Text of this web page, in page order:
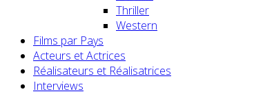
Thriller
Western
Films par Pays
Acteurs et Actrices
Réalisateurs et Réalisatrices
Interviews